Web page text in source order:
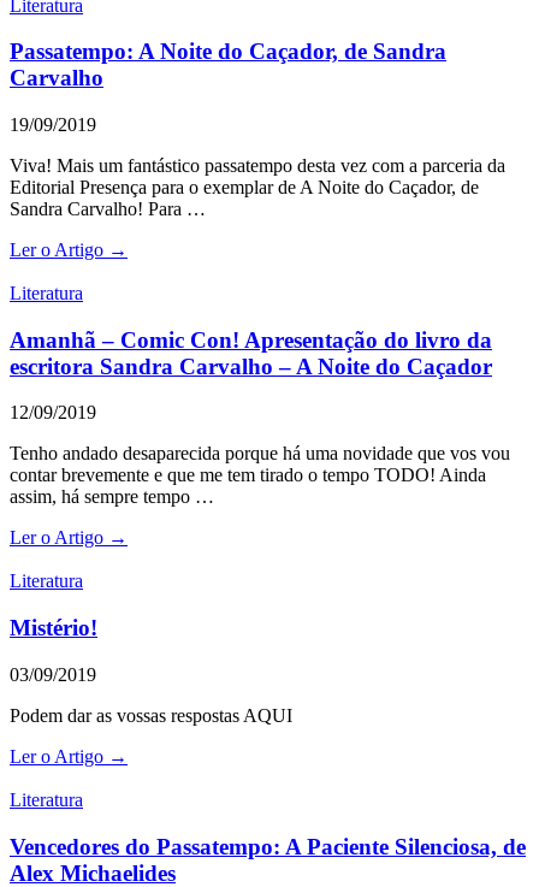
Literatura
Passatempo: A Noite do Caçador, de Sandra
Carvalho
19/09/2019
Viva! Mais um fantástico passatempo desta vez com a parceria da
Editorial Presença para o exemplar de A Noite do Caçador, de
Sandra Carvalho! Para …
Ler o Artigo →
Literatura
Amanhã – Comic Con! Apresentação do livro da
escritora Sandra Carvalho – A Noite do Caçador
12/09/2019
Tenho andado desaparecida porque há uma novidade que vos vou
contar brevemente e que me tem tirado o tempo TODO! Ainda
assim, há sempre tempo …
Ler o Artigo →
Literatura
Mistério!
03/09/2019
Podem dar as vossas respostas AQUI
Ler o Artigo →
Literatura
Vencedores do Passatempo: A Paciente Silenciosa, de
Alex Michaelides